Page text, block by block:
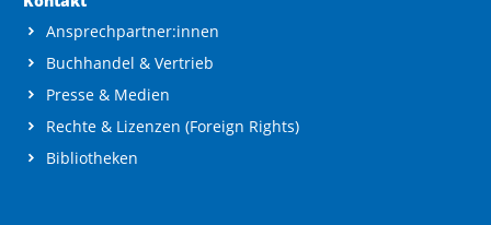
Ansprechpartner:innen
Buchhandel & Vertrieb
Presse & Medien
Rechte & Lizenzen (Foreign Rights)
Bibliotheken